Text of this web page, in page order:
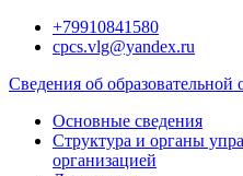
Перейти+79910841580
cpcs.vlg@yandex.ru
Сведения об образовательной
Основные сведения
Структура и органы
организацией